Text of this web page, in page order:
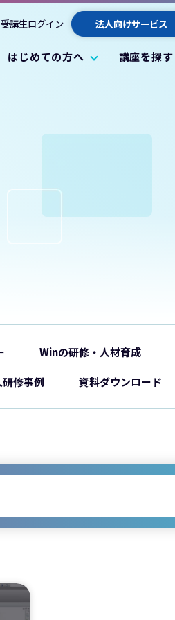
はじめての方へ 講座を探す
受講生ログイン 法人向けサービス
Winの研修・人材育成
修事例 資料ダウンロード